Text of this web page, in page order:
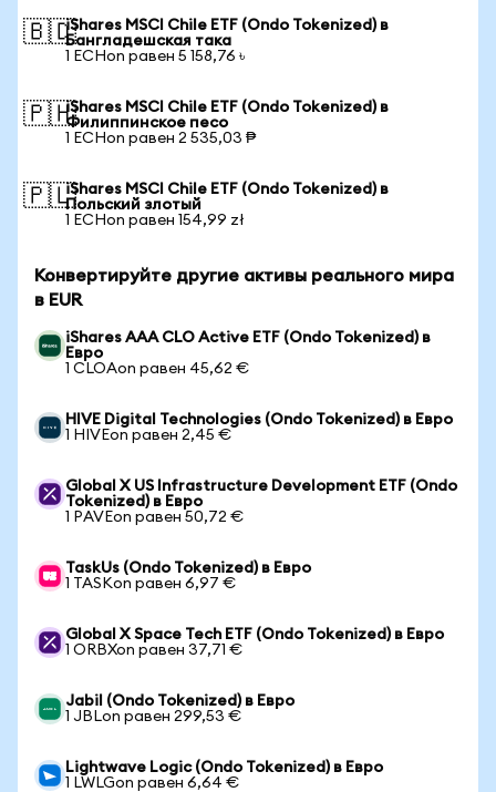
🇧🇩iShares MSCI Chile ETF (Ondo Tokenized) в
Бангладешская така
1 ECHon равен 5 158,76 ৳
🇵🇭iShares MSCI Chile ETF (Ondo Tokenized) в
Филиппинское песо
1 ECHon равен 2 535,03 ₱
🇵🇱iShares MSCI Chile ETF (Ondo Tokenized) в
Польский злотый
1 ECHon равен 154,99 zł
Конвертируйте другие активы реального мира
в EUR
iShares AAA CLO Active ETF (Ondo Tokenized) в
Евро
1 CLOAon равен 45,62 €
HIVE Digital Technologies (Ondo Tokenized) в Евро
1 HIVEon равен 2,45 €
Global X US Infrastructure Development ETF (Ondo
Tokenized) в Евро
1 PAVEon равен 50,72 €
TaskUs (Ondo Tokenized) в Евро
1 TASKon равен 6,97 €
Global X Space Tech ETF (Ondo Tokenized) в Евро
1 ORBXon равен 37,71 €
Jabil (Ondo Tokenized) в Евро
1 JBLon равен 299,53 €
Lightwave Logic (Ondo Tokenized) в Евро
1 LWLGon равен 6,64 €